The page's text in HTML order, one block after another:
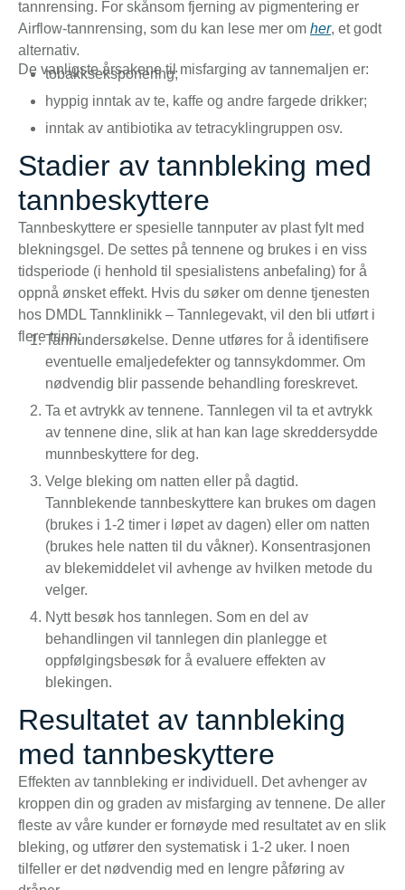
tannrensing. For skånsom fjerning av pigmentering er
Airflow-tannrensing, som du kan lese mer om her, et godt
alternativ.
De vanligste årsakene til misfarging av tannemaljen er:
tobakkseksponering;
hyppig inntak av te, kaffe og andre fargede drikker;
inntak av antibiotika av tetracyklingruppen osv.
Stadier av tannbleking med
tannbeskyttere
Tannbeskyttere er spesielle tannputer av plast fylt med
blekningsgel. De settes på tennene og brukes i en viss
tidsperiode (i henhold til spesialistens anbefaling) for å
oppnå ønsket effekt. Hvis du søker om denne tjenesten
hos DMDL Tannklinikk – Tannlegevakt, vil den bli utført i
flere trinn:
Tannundersøkelse. Denne utføres for å identifisere
eventuelle emaljedefekter og tannsykdommer. Om
nødvendig blir passende behandling foreskrevet.
Ta et avtrykk av tennene. Tannlegen vil ta et avtrykk
av tennene dine, slik at han kan lage skreddersydde
munnbeskyttere for deg.
Velge bleking om natten eller på dagtid.
Tannblekende tannbeskyttere kan brukes om dagen
(brukes i 1-2 timer i løpet av dagen) eller om natten
(brukes hele natten til du våkner). Konsentrasjonen
av blekemiddelet vil avhenge av hvilken metode du
velger.
Nytt besøk hos tannlegen. Som en del av
behandlingen vil tannlegen din planlegge et
oppfølgingsbesøk for å evaluere effekten av
blekingen.
Resultatet av tannbleking
med tannbeskyttere
Effekten av tannbleking er individuell. Det avhenger av
kroppen din og graden av misfarging av tennene. De aller
fleste av våre kunder er fornøyde med resultatet av en slik
bleking, og utfører den systematisk i 1-2 uker. I noen
tilfeller er det nødvendig med en lengre påføring av